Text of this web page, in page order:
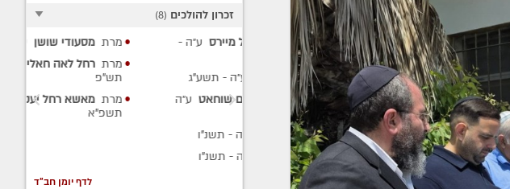
זכרון להולכים (
8
)
ע״ה-
הרה"ח אליעזר דניאל מיירס ע״ה
תשע"ה
הרה"ח חיים פולק ע״ה- תשע"ג
הרה"ח שמואל תנחום שוחאט
- תשס"ה
מרת עטא קזיניץ ע״ה- תשנ"ו
מרת דינה זלצמן ע״ה- תשנ"ו
מרת מסעודי שושן ע״ה - תש"פ
רחל לאה חאלימסקי ע״ה-
תש"פ
מרת
מאשא רחל יעקובוביץ ע״ה-
לדף יומן חב"ד